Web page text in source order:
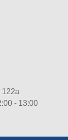
122а
- 13:00